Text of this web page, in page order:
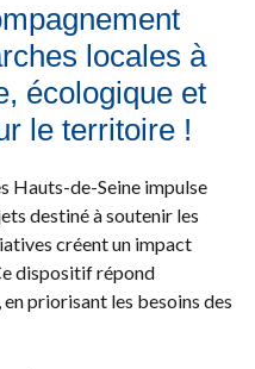
locales à
écologique et
le territoire !
Hauts-de-Seine impulse
destiné à soutenir les
créent un impact
dispositif répond
priorisant les besoins des